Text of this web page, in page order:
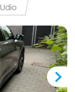
Udio